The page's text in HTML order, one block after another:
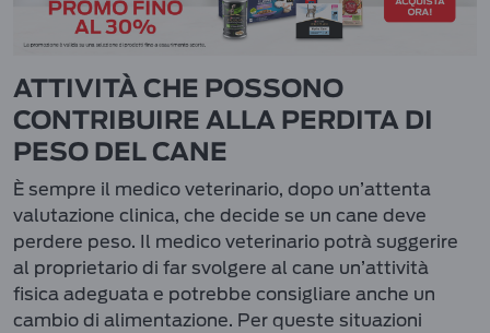
ATTIVITÀ CHE POSSONO
CONTRIBUIRE ALLA PERDITA DI
PESO DEL CANE
È sempre il medico veterinario, dopo un’attenta
valutazione clinica, che decide se un cane deve
perdere peso. Il medico veterinario potrà suggerire
al proprietario di far svolgere al cane un’attività
fisica adeguata e potrebbe consigliare anche un
cambio di alimentazione. Per queste situazioni